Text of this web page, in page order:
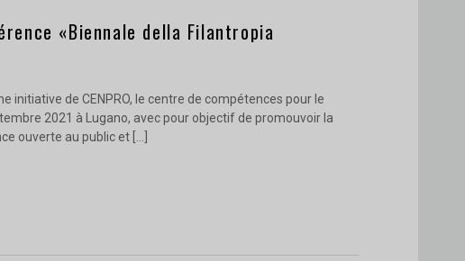
«Biennale della Filantropia
initiative de CENPRO, le centre de compétences pour le
2021 à Lugano, avec pour objectif de promouvoir la
ouverte au public et […]